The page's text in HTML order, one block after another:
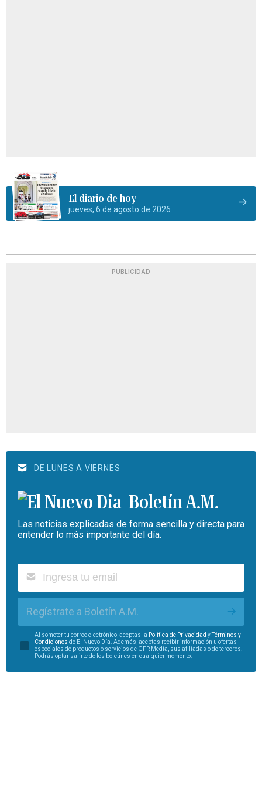
El diario de hoy
jueves, 6 de agosto de 2026
PUBLICIDAD
DE LUNES A VIERNES
Boletín A.M.
Las noticias explicadas de forma sencilla y directa para
entender lo más importante del día.
Regístrate a Boletín A.M.
Al someter tu correo electrónico, aceptas la Política de Privacidad yTérminos y
Condiciones de El Nuevo Día. Además, aceptas recibir información u ofertas
especiales de productos o servicios de GFR Media, sus afiliadas o de terceros.
Podrás optar salirte de los boletines en cualquier momento.